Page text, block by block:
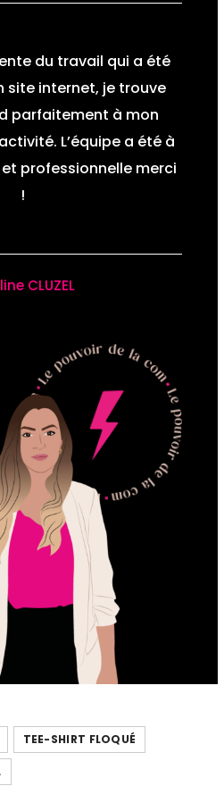
du travail qui a été
site internet, je trouve
parfaitement à mon
L’équipe a été à
professionnelle merci
!
CLUZEL
TEE-SHIRT FLOQUÉ